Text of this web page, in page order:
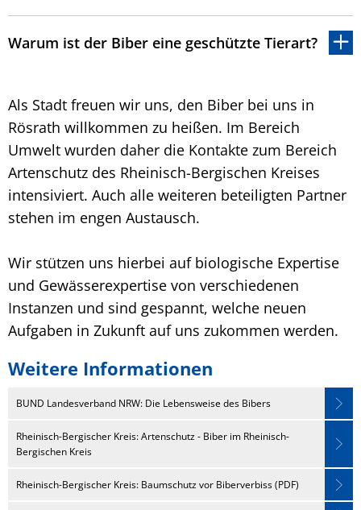
Warum ist der Biber eine geschützte Tierart?
Als Stadt freuen wir uns, den Biber bei uns in
Rösrath willkommen zu heißen. Im Bereich
Umwelt wurden daher die Kontakte zum Bereich
Artenschutz des Rheinisch-Bergischen Kreises
intensiviert. Auch alle weiteren beteiligten Partner
stehen im engen Austausch.
Wir stützen uns hierbei auf biologische Expertise
und Gewässerexpertise von verschiedenen
Instanzen und sind gespannt, welche neuen
Aufgaben in Zukunft auf uns zukommen werden.
Weitere Informationen
BUND Landesverband NRW: Die Lebensweise des Bibers
Rheinisch-Bergischer Kreis: Artenschutz - Biber im Rheinisch-
Bergischen Kreis
Rheinisch-Bergischer Kreis: Baumschutz vor Biberverbiss (PDF)